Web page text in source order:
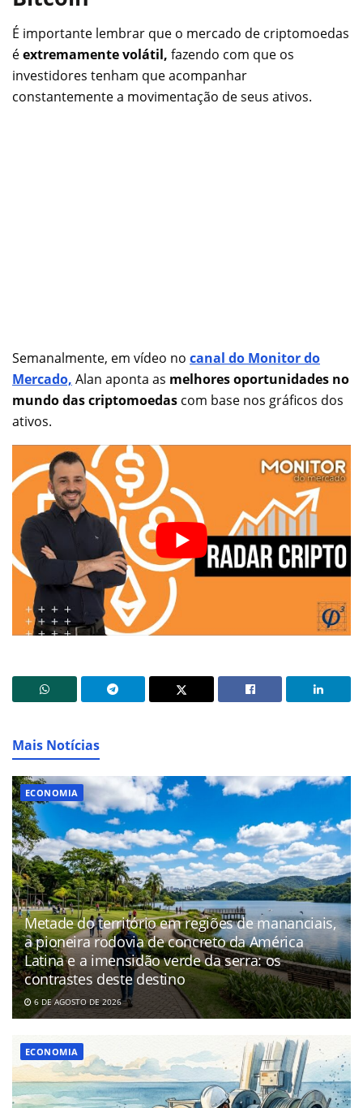
É importante lembrar que o mercado de criptomoedas
éextremamente volátil, fazendo com que os
investidores tenham que acompanhar
constantemente a movimentação de seus ativos.
Semanalmente, em vídeo no canal do Monitor do
Mercado, Alan aponta as melhores oportunidades no
mundo das criptomoedas com base nos gráficos dos
ativos.
Mais Notícias
ECONOMIA
Metade do território em regiões de mananciais,
a pioneira rodovia de concreto da América
Latina e a imensidão verde da serra: os
contrastes deste destino
6 DE AGOSTO DE 2026
ECONOMIA